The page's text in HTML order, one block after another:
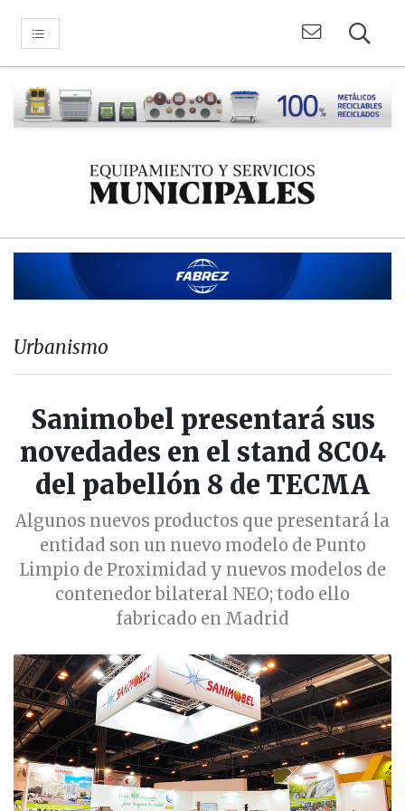
Urbanismo
Sanimobel presentará sus
novedades en el stand 8C04
del pabellón 8 de TECMA
Algunos nuevos productos que presentará la
entidad son un nuevo modelo de Punto
Limpio de Proximidad y nuevos modelos de
contenedor bilateral NEO; todo ello
fabricado en Madrid